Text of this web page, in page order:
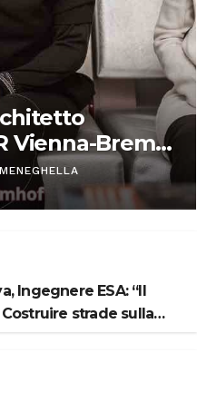
Vienna-Brema:
per lo
Ingegnere ESA: “Il
strade sulla